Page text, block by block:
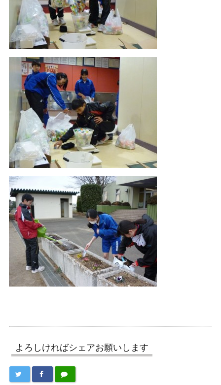
よろしければシェアお願いします